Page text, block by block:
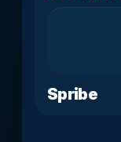
Spribe